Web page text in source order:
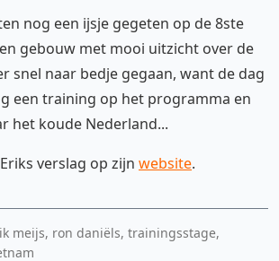
nog een ijsje gegeten op de 8ste
gebouw met mooi uitzicht over de
snel naar bedje gegaan, want de dag
een training op het programma en
het koude Nederland...
verslag op zijn website.
meijs, ron daniëls, trainingsstage,